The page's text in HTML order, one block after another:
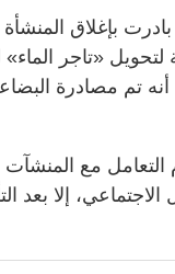
بادرت بإغلاق
«تاجر الماء»
أنه تم مصادرة
مع المنشآت
إلا بعد